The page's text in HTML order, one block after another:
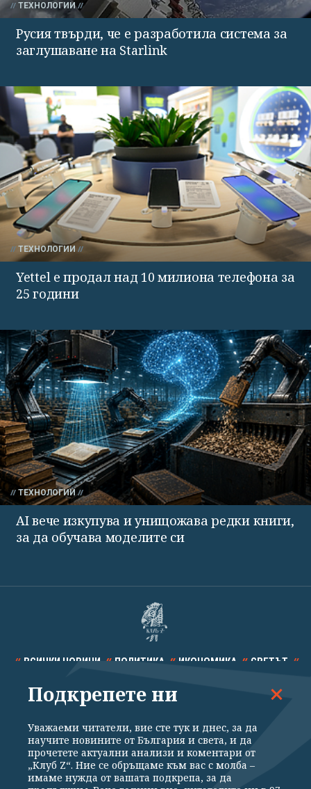
ТЕХНОЛОГИИ
Русия твърди, че е разработила система за
заглушаване на Starlink
ТЕХНОЛОГИИ
Yettel е продал над 10 милиона телефона за
25 години
ТЕХНОЛОГИИ
AI вече изкупува и унищожава редки книги,
за да обучава моделите си
ВСИЧКИ НОВИНИ ПОЛИТИКА ИКОНОМИКА СВЕТЪТ
СПОРТ КУЛТУРА ТЕХНОЛОГИИ КАЛЕЙДОСКОП
Подкрепете ни
Уважаеми читатели, вие сте тук и днес, за да
научите новините от България и света, и да
прочетете актуални анализи и коментари от
„Клуб Z“. Ние се обръщаме към вас с молба –
имаме нужда от вашата подкрепа, за да